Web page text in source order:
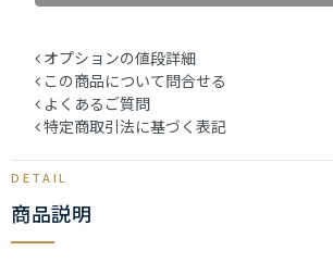
オプションの値段詳細
この商品について問合せる
よくあるご質問
特定商取引法に基づく表記
商品説明